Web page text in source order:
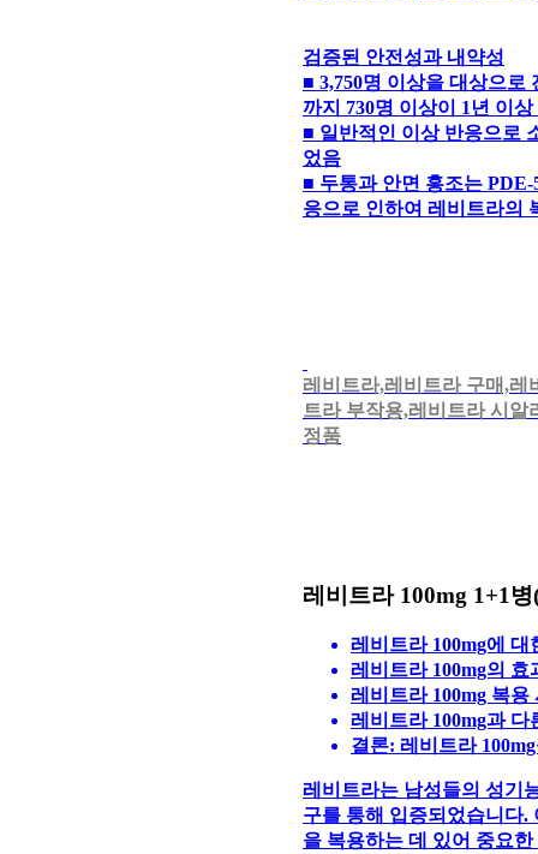
검증된 안전성과 내약성
■ 3,750명 이상을 대상으로
까지 730명 이상이 1년 이
■ 일반적인 이상 반응으로
었음
■ 두통과 안면 홍조는
응으로 인하여 레비트라의
레비트라,레비트라 구매,레
트라 부작용,레비트라 시알
정품
레비트라 100mg 1+1
레비트라 100mg에 대
레비트라 100mg의 효
레비트라 100mg 복용
레비트라 100mg과 다
결론: 레비트라
레비트라는 남성들의 성기
구를 통해 입증되었습니다.
을 복용하는 데 있어 중요